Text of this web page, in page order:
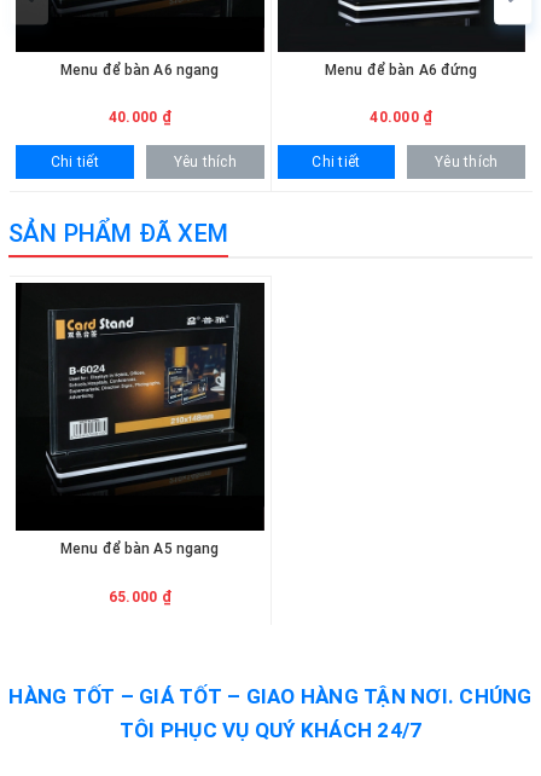
Menu để bàn A6 ngang
40.000 ₫
Chi tiết Yêu thích
Menu để bàn A6 đứng
40.000 ₫
Chi tiết Yêu thích
SẢN PHẨM ĐÃ XEM
Menu để bàn A5 ngang
65.000 ₫
HÀNG TỐT – GIÁ TỐT – GIAO HÀNG TẬN NƠI. CHÚNG
TÔI PHỤC VỤ QUÝ KHÁCH 24/7